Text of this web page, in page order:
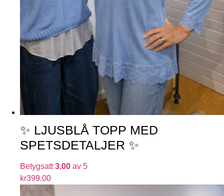
✨ LJUSBLÅ TOPP MED
SPETSDETALJER ✨
Betygsatt3.00 av 5
kr399.00